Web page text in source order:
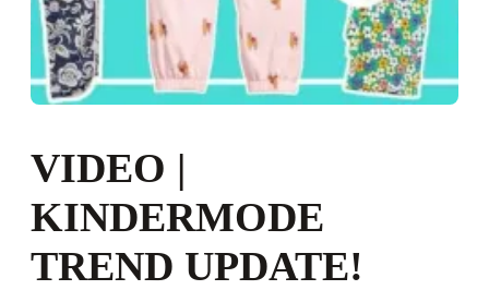
VIDEO |
KINDERMODE
TREND UPDATE!